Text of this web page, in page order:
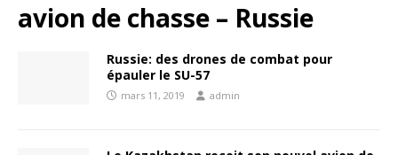
avion de chasse – Russie
Russie: des drones de combat pour
épauler le SU-57
mars 11, 2019 admin